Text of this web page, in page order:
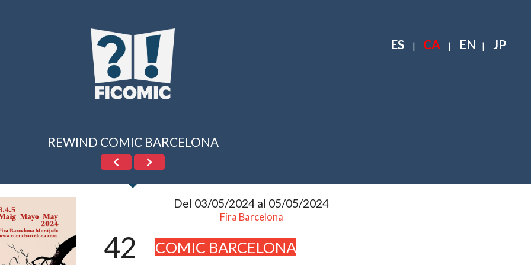
ES | CA | EN | JP
REWIND COMIC BARCELONA
Del 03/05/2024 al 05/05/2024
Fira Barcelona
42 COMIC BARCELONA